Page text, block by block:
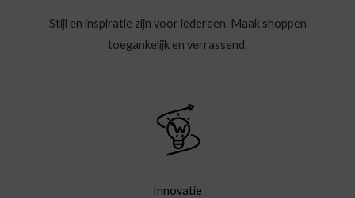
Stijl en inspiratie zijn voor iedereen. Maak shoppen
toegankelijk en verrassend.
Innovatie